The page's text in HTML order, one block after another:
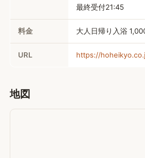
最終受付21:45
料金 大人日帰り入浴
URL https://
地図